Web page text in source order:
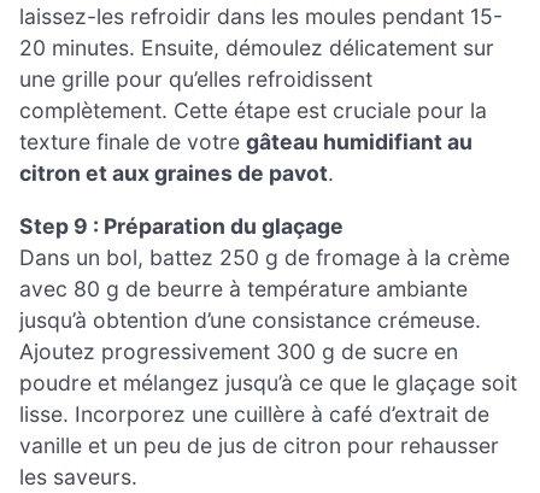
laissez-les refroidir dans les moules pendant 15-
20 minutes. Ensuite, démoulez délicatement sur
une grille pour qu’elles refroidissent
complètement. Cette étape est cruciale pour la
texture finale de votre gâteau humidifiant au
citron et aux graines de pavot.
Step 9 : Préparation du glaçage
Dans un bol, battez 250 g de fromage à la crème
avec 80 g de beurre à température ambiante
jusqu’à obtention d’une consistance crémeuse.
Ajoutez progressivement 300 g de sucre en
poudre et mélangez jusqu’à ce que le glaçage soit
lisse. Incorporez une cuillère à café d’extrait de
vanille et un peu de jus de citron pour rehausser
les saveurs.